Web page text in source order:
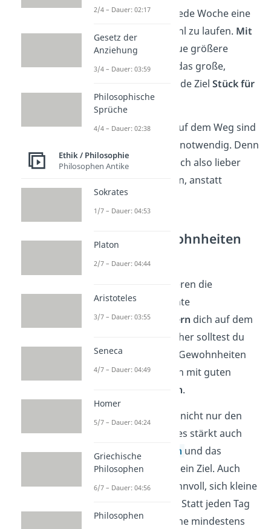
joggen zu gehen oder jede Woche eine
gewisse Kilometeranzahl zu laufen. Mit
der Zeitsetzt du dir neue größere
Teilziele und erreichst das große,
eigentlich überwältigende Ziel Stück für
Stück.
Wichtig:Rückschläge auf dem Weg sind
völlig normal und auch notwendig. Denn
nur so lernst du. Stell dich also lieber
den Herausforderungen, anstatt
aufzugeben.
2. Schritt — Gewohnheiten
Ähnlich wie die
Etappenziele funktionieren die
Gewohnheiten
. Schlechte
Gewohnheitenbehindern dich auf dem
Weg zu deinem Ziel. Daher solltest du
schrittweise
schlechte Gewohnheiten
abbauen und am besten mit guten
ersetzen.
Dadurch machst du dir nicht nur den
Weg
, sondern es stärkt auch
dein Selbstbewusstsein und das
Vertrauen in dich und dein Ziel. Auch
hier ist es manchmal sinnvoll, sich kleine
Etappen vorzunehmen. Statt jeden Tag
Essen zu bestellen, koche mindestens
2/4 – Dauer: 02:17
Gesetz der
Anziehung
3/4 – Dauer: 03:59
Philosophische
Sprüche
4/4 – Dauer: 02:38
Ethik / Philosophie
Philosophen Antike
Sokrates
1/7 – Dauer: 04:53
Platon
2/7 – Dauer: 04:44
Aristoteles
3/7 – Dauer: 03:55
Seneca
4/7 – Dauer: 04:49
Homer
5/7 – Dauer: 04:24
Griechische
Philosophen
6/7 – Dauer: 04:56
Philosophen